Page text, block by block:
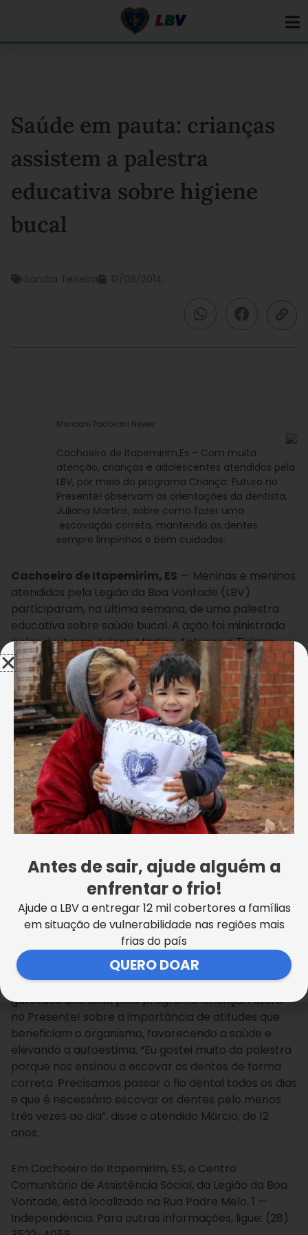
Saúde em pauta: crianças
assistem a palestra
educativa sobre higiene
bucal
Sandra Teixeira 13/08/2014
Marciani Padovani Neves
Cachoeiro de Itapemirim,Es – Com muita
atenção, crianças e adolescentes atendidos pela
LBV, por meio do programa Criança: Futuro no
Presente! observam as orientações da dentista,
Juliana Martins, sobre como fazer uma
escovação correta, mantendo os dentes
sempre limpinhos e bem cuidados.
Cachoeiro de Itapemirim, ES — Meninas e meninos
atendidos pela Legião da Boa Vontade (LBV)
participaram, na última semana, de uma palestra
educativa sobre saúde bucal. A ação foi ministrada
pelas doutoras Juliana Martins Antunes e Ticiana
Lunz Cunha, da Secretaria Municipal de Saúde.
AJUDE A LBV! FAÇA A SUA DOAÇÃO!
Na oportunidade, as palestrantes exibiram vídeos e
falaram dos benefícios da escovação dentária,
respondendo ainda as dúvidas dos pequenos.
“Parabenizo a LBV pelo trabalho desenvolvido e por
essa iniciativa. Ressalto que temos grande prazer
em somar forças para o incentivo de melhorar a
saúde bucal, que é de suma importância na vida das
De acordo com a assistente social da Entidade,
Claudia Basílio, “a relevância dessa ação pode ser
vista na forma como as crianças e os adolescentes
participaram. Eles interagiram e vão levar para suas
famílias o conhecimento adquirido.”
A Legião da Boa Vontade orienta constantemente a
garotada atendida pelo programa Criança: Futuro
no Presente! sobre a importância de atitudes que
beneficiam o organismo, favorecendo a saúde e
elevando a autoestima. “Eu gostei muito da palestra
porque nos ensinou a escovar os dentes de forma
correta. Precisamos passar o fio dental todos os dias
e que é necessário escovar os dentes pelo menos
três vezes ao dia”, disse o atendido Márcio, de 12
anos.
Em Cachoeiro de Itapemirim, ES, o Centro
Comunitário de Assistência Social, da Legião da Boa
Vontade, está localizado na Rua Padre Melo, 1 —
Independência. Para outras informações, ligue: (28)
Antes de sair, ajude alguém a
enfrentar o frio!
Ajude a LBV a entregar 12 mil cobertores a famílias
em situação de vulnerabilidade nas regiões mais
frias do país
QUERO DOAR